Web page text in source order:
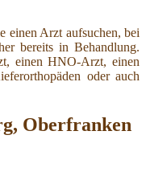
einen Arzt aufsuchen, bei
bereits in Behandlung.
einen HNO-Arzt, einen
oder auch
Oberfranken